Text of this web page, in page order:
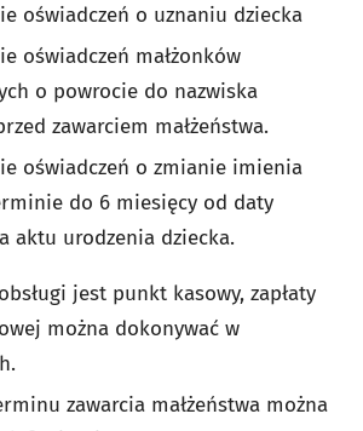
oświadczeń o uznaniu dziecka
oświadczeń małżonków
o powrocie do nazwiska
zawarciem małżeństwa.
oświadczeń o zmianie imienia
do 6 miesięcy od daty
aktu urodzenia dziecka.
jest punkt kasowy, zapłaty
można dokonywać w
zawarcia małżeństwa można